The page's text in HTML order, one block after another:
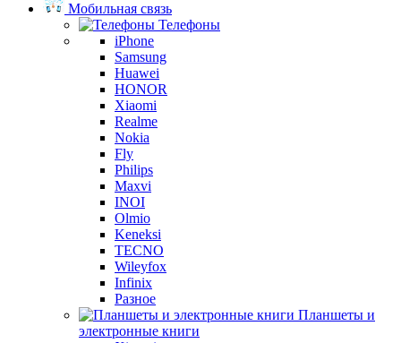
Мобильная связь
Телефоны
iPhone
Samsung
Huawei
HONOR
Xiaomi
Realme
Nokia
Fly
Philips
Maxvi
INOI
Olmio
Keneksi
TECNO
Wileyfox
Infinix
Разное
Планшеты и
электронные книги